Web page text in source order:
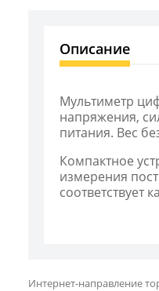
Описание
Мультиметр
напряжения,
питания. Вес
Компактное
измерения
соответствует
Интернет-направление